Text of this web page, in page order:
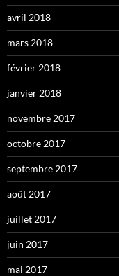
avril 2018
mars 2018
février 2018
janvier 2018
novembre 2017
octobre 2017
septembre 2017
août 2017
juillet 2017
juin 2017
mai 2017